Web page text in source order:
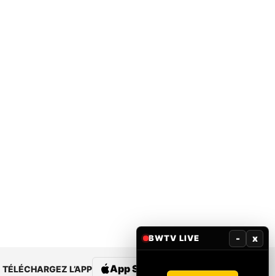
TÉLÉCHARGEZ L’APP App Store Google Play
BWTV LIVE - x